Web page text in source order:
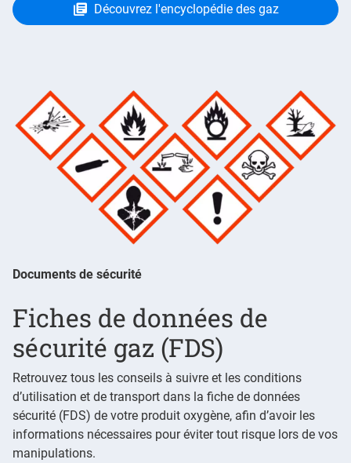
Découvrez l'encyclopédie des gaz
Documents de sécurité
Fiches de données de
sécurité gaz (FDS)
Retrouvez tous les conseils à suivre et les conditions
d’utilisation et de transport dans la fiche de données
sécurité (FDS) de votre produit oxygène, afin d’avoir les
informations nécessaires pour éviter tout risque lors de vos
manipulations.